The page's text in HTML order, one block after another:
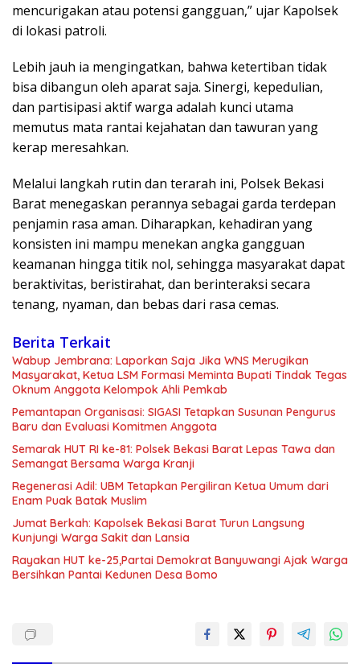
mencurigakan atau potensi gangguan,” ujar Kapolsek
di lokasi patroli.
Lebih jauh ia mengingatkan, bahwa ketertiban tidak
bisa dibangun oleh aparat saja. Sinergi, kepedulian,
dan partisipasi aktif warga adalah kunci utama
memutus mata rantai kejahatan dan tawuran yang
kerap meresahkan.
Melalui langkah rutin dan terarah ini, Polsek Bekasi
Barat menegaskan perannya sebagai garda terdepan
penjamin rasa aman. Diharapkan, kehadiran yang
konsisten ini mampu menekan angka gangguan
keamanan hingga titik nol, sehingga masyarakat dapat
beraktivitas, beristirahat, dan berinteraksi secara
tenang, nyaman, dan bebas dari rasa cemas.
Berita Terkait
Wabup Jembrana: Laporkan Saja Jika WNS Merugikan
Masyarakat, Ketua LSM Formasi Meminta Bupati Tindak Tegas
Oknum Anggota Kelompok Ahli Pemkab
Pemantapan Organisasi: SIGASI Tetapkan Susunan Pengurus
Baru dan Evaluasi Komitmen Anggota
Semarak HUT RI ke-81: Polsek Bekasi Barat Lepas Tawa dan
Semangat Bersama Warga Kranji
Regenerasi Adil: UBM Tetapkan Pergiliran Ketua Umum dari
Enam Puak Batak Muslim
Jumat Berkah: Kapolsek Bekasi Barat Turun Langsung
Kunjungi Warga Sakit dan Lansia
Rayakan HUT ke-25,Partai Demokrat Banyuwangi Ajak Warga
Bersihkan Pantai Kedunen Desa Bomo